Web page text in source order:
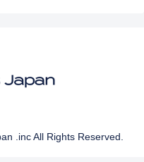
.inc All Rights Reserved.